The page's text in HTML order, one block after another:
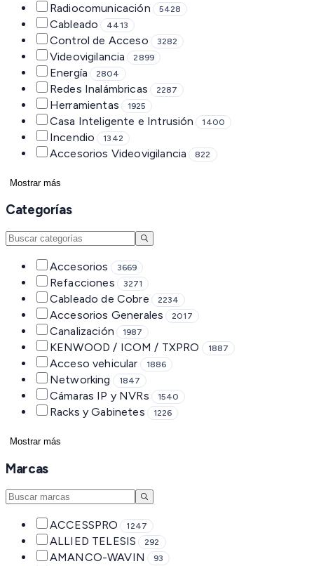
Radiocomunicación 5428
Cableado 4413
Control de Acceso 3282
Videovigilancia 2899
Energía 2804
Redes Inalámbricas 2287
Herramientas 1925
Casa Inteligente e Intrusión 1400
Incendio 1342
Accesorios Videovigilancia 822
Mostrar más
Categorías
Accesorios 3669
Refacciones 3271
Cableado de Cobre 2234
Accesorios Generales 2017
Canalización 1987
KENWOOD / ICOM / TXPRO 1887
Acceso vehicular 1886
Networking 1847
Cámaras IP y NVRs 1540
Racks y Gabinetes 1226
Mostrar más
Marcas
ACCESSPRO 1247
ALLIED TELESIS 292
AMANCO-WAVIN 93